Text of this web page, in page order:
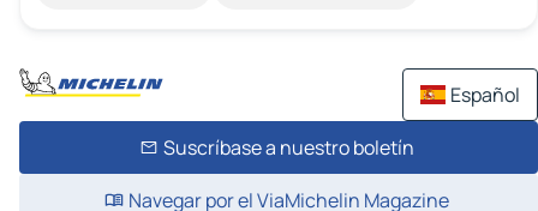
Español
Suscríbase a nuestro boletín
Navegar por el ViaMichelin Magazine